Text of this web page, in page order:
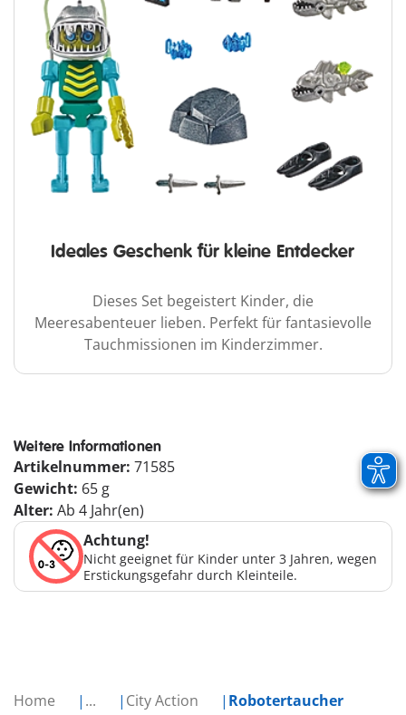
Home ... City Action Robotertaucher
Ideales Geschenk für kleine Entdecker
Dieses Set begeistert Kinder, die
Meeresabenteuer lieben. Perfekt für fantasievolle
Tauchmissionen im Kinderzimmer.
Weitere Informationen
Artikelnummer: 71585
Gewicht: 65 g
Alter: Ab 4 Jahr(en)
Achtung!
Nicht geeignet für Kinder unter 3 Jahren, wegen
Erstickungsgefahr durch Kleinteile.